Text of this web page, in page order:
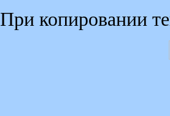
При копировании